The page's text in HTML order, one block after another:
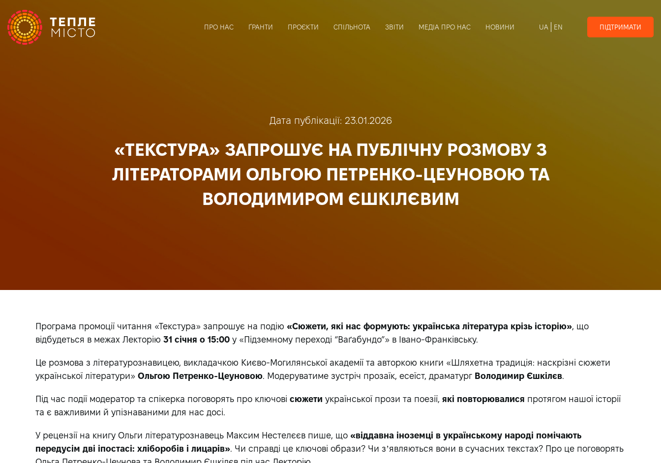
ПРО НАС ҐРАНТИ ПРОЄКТИ СПІЛЬНОТА ЗВІТИ МЕДІА ПРО НАС НОВИНИ UA EN ПІДТРИМАТИ
Дата публікації: 23.01.2026
«ТЕКСТУРА» ЗАПРОШУЄ НА ПУБЛІЧНУ РОЗМОВУ З
ЛІТЕРАТОРАМИ ОЛЬГОЮ ПЕТРЕНКО-ЦЕУНОВОЮ ТА
ВОЛОДИМИРОМ ЄШКІЛЄВИМ
Програма промоції читання «Текстура» запрошує на подію «Сюжети, які нас формують: українська література крізь історію», що
відбудеться в межах Лекторію 31 січня о 15:00 у «Підземному переході “Ваґабундо”» в Івано-Франківську.
Це розмова з літературознавицею, викладачкою Києво-Могилянської академії та авторкою книги «Шляхетна традиція: наскрізні сюжети
української літератури» Ольгою Петренко-Цеуновою. Модеруватиме зустріч прозаїк, есеїст, драматург Володимир Єшкілєв.
Під час події модератор та спікерка поговорять про ключові сюжети української прози та поезії, які повторювалися протягом нашої історії
та є важливими й упізнаваними для нас досі.
У рецензії на книгу Ольги літературознавець Максим Нестелєєв пише, що «віддавна іноземці в українському народі помічають
передусім дві іпостасі: хліборобів і лицарів». Чи справді це ключові образи? Чи зʼявляються вони в сучасних текстах? Про це поговорять